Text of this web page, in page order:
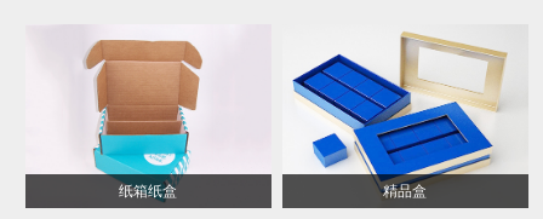
纸箱纸盒 精品盒
ITO膜 OCA